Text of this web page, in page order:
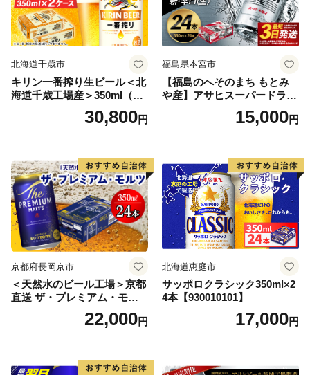
北海道千歳市
キリン一番搾り生ビール＜北
海道千歳工場産＞350ml（24
30,800円
福島県本宮市
【福島のへそのまち もとみ
や産】アサヒスーパードライ
350ml×24本 合計8.4L 1ケー
ス アルコール度数5% 缶ビー
口 送料無料 カメイ 本宮市
【07214-0206】
15,000円
京都府長岡京市
＜天然水のビール工場＞京都
直送 ザ・プレミアム・モル
ツ 350ml×24本 プレモル [149
22,000円
北海道恵庭市
サッポロクラシック350ml×2
4本【930010101】
17,000円